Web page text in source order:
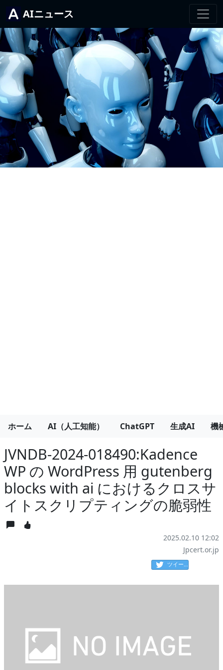
AIニュース
ホーム AI（人工知能） ChatGPT 生成AI 機
JVNDB-2024-018490:Kadence
WP の WordPress 用 gutenberg
blocks with ai におけるクロスサ
イトスクリプティングの脆弱性
2025.02.10 12:02
Jpcert.or.jp
ツイート